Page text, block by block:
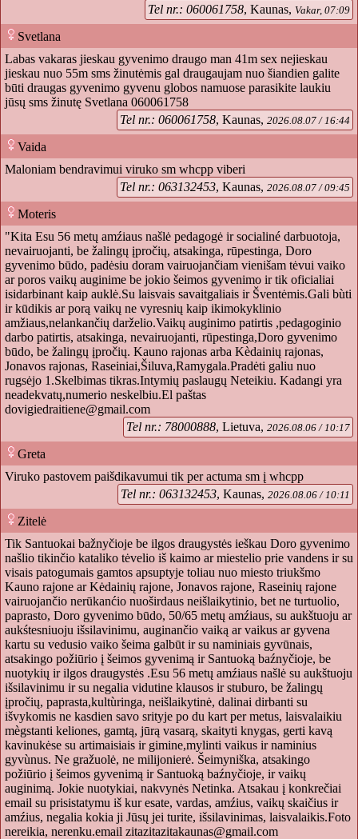
Tel nr.: 060061758, Kaunas, Vakar, 07:09
Svetlana
Labas vakaras jieskau gyvenimo draugo man 41m sex nejieskau
jieskau nuo 55m sms žinutėmis gal draugaujam nuo šiandien galite
būti draugas gyvenimo gyvenu globos namuose parasikite laukiu
jūsų sms žinutę Svetlana 060061758
Tel nr.: 060061758, Kaunas, 2026.08.07 / 16:44
Vaida
Maloniam bendravimui viruko sm whcpp viberi
Tel nr.: 063132453, Kaunas, 2026.08.07 / 09:45
Moteris
"Kita Esu 56 metų amźiaus našlė pedagogė ir socialiné darbuotoja,
nevairuojanti, be žalingų įpročių, atsakinga, rūpestinga, Doro
gyvenimo būdo, padėsiu doram vairuojančiam vienišam tėvui vaiko
ar poros vaikų auginime be jokio šeimos gyvenimo ir tik oficialiai
isidarbinant kaip auklė.Su laisvais savaitgaliais ir Šventėmis.Gali bùti
ir kūdikis ar porą vaikų ne vyresnių kaip ikimokyklinio
amžiaus,nelankančių darželio.Vaikų auginimo patirtis ,pedagoginio
darbo patirtis, atsakinga, nevairuojanti, rūpestinga,Doro gyvenimo
būdo, be žalingų įpročių. Kauno rajonas arba Kèdainių rajonas,
Jonavos rajonas, Raseiniai,Šiluva,Ramygala.Pradėti galiu nuo
rugsėjo 1.Skelbimas tikras.Intymių paslaugų Neteikiu. Kadangi yra
neadekvatų,numerio neskelbiu.El paštas
dovigiedraitiene@gmail.com
Tel nr.: 78000888, Lietuva, 2026.08.06 / 10:17
Greta
Viruko pastovem paišdikavumui tik per actuma sm į whcpp
Tel nr.: 063132453, Kaunas, 2026.08.06 / 10:11
Zitelė
Tik Santuokai bažnyčioje be ilgos draugystės ieškau Doro gyvenimo
našlio tikinčio kataliko tėvelio iš kaimo ar miestelio prie vandens ir su
visais patogumais gamtos apsuptyje toliau nuo miesto triukšmo
Kauno rajone ar Kėdainių rajone, Jonavos rajone, Raseinių rajone
vairuojančio nerūkanćio nuoširdaus neišlaikytinio, bet ne turtuolio,
paprasto, Doro gyvenimo būdo, 50/65 metų amźiaus, su aukštuoju ar
aukśtesniuoju išsilavinimu, auginančio vaiką ar vaikus ar gyvena
kartu su vedusio vaiko šeima galbūt ir su naminiais gyvūnais,
atsakingo požiūrio į šeimos gyvenimą ir Santuoką baźnyčioje, be
nuotykių ir ilgos draugystės .Esu 56 metų amźiaus našlė su aukštuoju
išsilavinimu ir su negalia vidutine klausos ir stuburo, be žalingų
įpročių, paprasta,kultùringa, neišlaikytinė, dalinai dirbanti su
išvykomis ne kasdien savo srityje po du kart per metus, laisvalaikiu
mègstanti keliones, gamtą, jūrą vasarą, skaityti knygas, gerti kavą
kavinukėse su artimaisiais ir gimine,mylinti vaikus ir naminius
gyvùnus. Ne gražuolė, ne milijonierė. Šeimyniška, atsakingo
požiūrio į šeimos gyvenimą ir Santuoką baźnyčioje, ir vaikų
auginimą. Jokie nuotykiai, nakvynės Netinka. Atsakau į konkrečiai
email su prisistatymu iš kur esate, vardas, amźius, vaikų skaičius ir
amźius, negalia kokia ji Jūsų jei turite, išsilavinimas, laisvalaikis.Foto
nereikia, nerenku.email zitazitazitakaunas@gmail.com